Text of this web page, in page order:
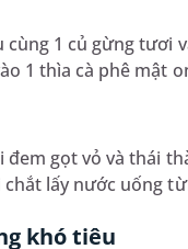
cùng 1 củ gừng tươi
1 thìa cà phê mật
đem gọt vỏ và thái
lấy nước uống
khó tiêu